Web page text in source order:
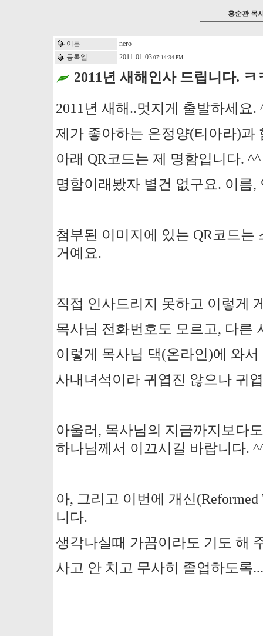
홍순관 목
이름
nero
등록일
2011-01-03 07:14:34 PM
2011년 새해인사 드립니다.
‎2011년 새해..멋지게 출발하세요.
제가 좋아하는 은정양(티아라)과
아래 QR코드는 제 명함입니다. ^^
명함이래봤자 별건 없구요. 이름
첨부된 이미지에 있는 QR코드
거예요.
직접 인사드리지 못하고 이렇게
목사님 전화번호도 모르고, 다른
이렇게 목사님 댁(온라인)에 와
사내녀석이라 귀엽진 않으나 귀
아울러, 목사님의 지금까지보다
하나님께서 이끄시길 바랍니다.
아, 그리고 이번에 개신
니다.
생각나실때 가끔이라도 기도 해
사고 안 치고 무사히 졸업하도록